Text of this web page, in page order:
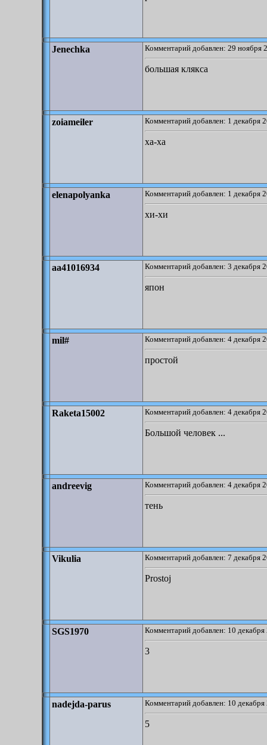
Jenechka Комментарий добавлен: 29 ноября
большая клякса
zoiameiler Комментарий добавлен: 1 декабря
xa-xa
elenapolyanka Комментарий добавлен: 1 декабря
хи-хи
aa41016934 Комментарий добавлен: 3 декабря
япон
mil# Комментарий добавлен: 4 декабря
простой
Raketa15002 Комментарий добавлен: 4 декабря
Большой человек ...
andreevig Комментарий добавлен: 4 декабря
тень
Vikulia Комментарий добавлен: 7 декабря
Prostoj
SGS1970 Комментарий добавлен: 10
3
nadejda-parus Комментарий добавлен: 10
5